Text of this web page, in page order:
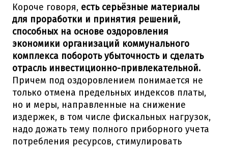
Короче говоря, есть серьёзные материалы
для проработки и принятия решений,
способных на основе оздоровления
экономики организаций коммунального
комплекса побороть убыточность и сделать
отрасль инвестиционно-привлекательной.
Причем под оздоровлением понимается не
только отмена предельных индексов платы,
но и меры, направленные на снижение
издержек, в том числе фискальных нагрузок,
надо дожать тему полного приборного учета
потребления ресурсов, стимулировать